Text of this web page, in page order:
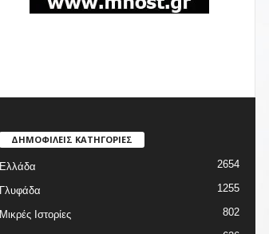
ΔΗΜΟΦΙΛΕΙΣ ΚΑΤΗΓΟΡΙΕΣ
Ελλάδα 2654
Γλυφάδα 1255
Μικρές Ιστορίες 802